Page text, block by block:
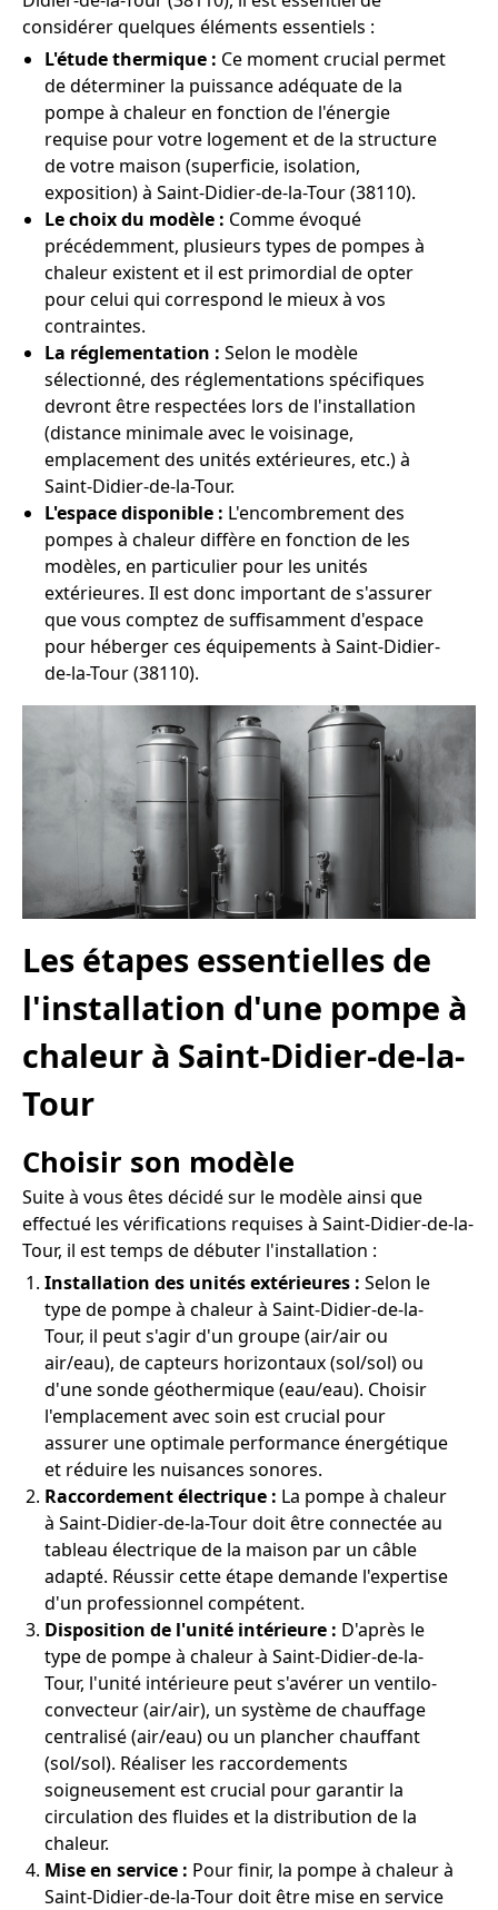
considérer quelques éléments essentiels :
L'étude thermique : Ce moment crucial permet
de déterminer la puissance adéquate de la
pompe à chaleur en fonction de l'énergie
requise pour votre logement et de la structure
de votre maison (superficie, isolation,
exposition) à Saint-Didier-de-la-Tour (38110).
Le choix du modèle : Comme évoqué
précédemment, plusieurs types de pompes à
chaleur existent et il est primordial de opter
pour celui qui correspond le mieux à vos
contraintes.
La réglementation : Selon le modèle
sélectionné, des réglementations spécifiques
devront être respectées lors de l'installation
(distance minimale avec le voisinage,
emplacement des unités extérieures, etc.) à
Saint-Didier-de-la-Tour.
L'espace disponible : L'encombrement des
pompes à chaleur diffère en fonction de les
modèles, en particulier pour les unités
extérieures. Il est donc important de s'assurer
que vous comptez de suffisamment d'espace
pour héberger ces équipements à Saint-Didier-
de-la-Tour (38110).
Les étapes essentielles de
l'installation d'une pompe à
chaleur à Saint-Didier-de-la-
Tour
Choisir son modèle
Suite à vous êtes décidé sur le modèle ainsi que
effectué les vérifications requises à Saint-Didier-de-la-
Tour, il est temps de débuter l'installation :
Installation des unités extérieures : Selon le
type de pompe à chaleur à Saint-Didier-de-la-
Tour, il peut s'agir d'un groupe (air/air ou
air/eau), de capteurs horizontaux (sol/sol) ou
d'une sonde géothermique (eau/eau). Choisir
l'emplacement avec soin est crucial pour
assurer une optimale performance énergétique
et réduire les nuisances sonores.
Raccordement électrique : La pompe à chaleur
à Saint-Didier-de-la-Tour doit être connectée au
tableau électrique de la maison par un câble
adapté. Réussir cette étape demande l'expertise
d'un professionnel compétent.
Disposition de l'unité intérieure : D'après le
type de pompe à chaleur à Saint-Didier-de-la-
Tour, l'unité intérieure peut s'avérer un ventilo-
convecteur (air/air), un système de chauffage
centralisé (air/eau) ou un plancher chauffant
(sol/sol). Réaliser les raccordements
soigneusement est crucial pour garantir la
circulation des fluides et la distribution de la
chaleur.
Mise en service : Pour finir, la pompe à chaleur à
Saint-Didier-de-la-Tour doit être mise en service